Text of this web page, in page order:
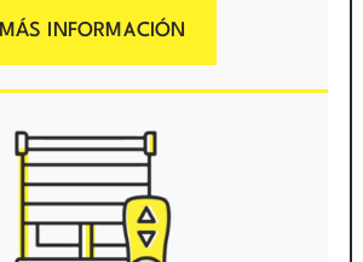
MÁS INFORMACIÓN